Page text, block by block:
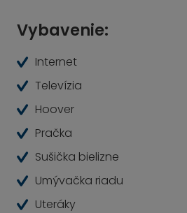
Vybavenie:
Internet
Televízia
Hoover
Pračka
Sušička bielizne
Umývačka riadu
Uteráky